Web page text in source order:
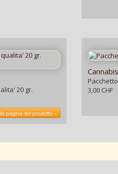
20 gr.
pagina del prodotto »
Cannabis
3,00 CHF